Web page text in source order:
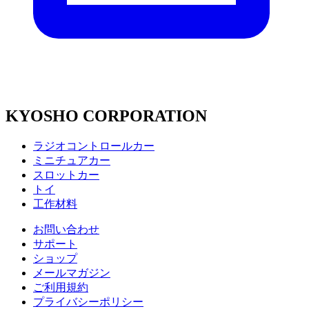
KYOSHO CORPORATION
ラジオコントロールカー
ミニチュアカー
スロットカー
トイ
工作材料
お問い合わせ
サポート
ショップ
メールマガジン
ご利用規約
プライバシーポリシー